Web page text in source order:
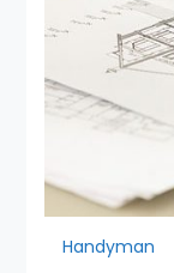
Handyman